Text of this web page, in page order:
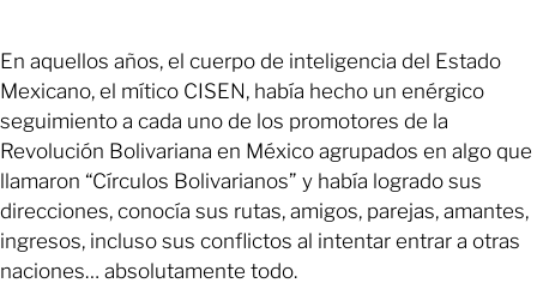
En aquellos años, el cuerpo de inteligencia del Estado
Mexicano, el mítico CISEN, había hecho un enérgico
seguimiento a cada uno de los promotores de la
Revolución Bolivariana en México agrupados en algo que
llamaron “Círculos Bolivarianos” y había logrado sus
direcciones, conocía sus rutas, amigos, parejas, amantes,
ingresos, incluso sus conflictos al intentar entrar a otras
naciones… absolutamente todo.